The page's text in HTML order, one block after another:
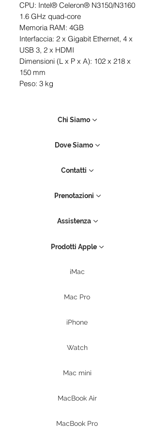
CPU: Intel® Celeron® N3150/N3160
1.6 GHz quad-core
Memoria RAM: 4GB
Interfaccia: 2 x Gigabit Ethernet, 4 x
USB 3, 2 x HDMI
Dimensioni (L x P x A): 102 x 218 x
150 mm
Peso: 3 kg
Chi Siamo
Dove Siamo
Contatti
Prenotazioni
Assistenza
Prodotti Apple
iMac
Mac Pro
iPhone
Watch
Mac mini
MacBook Air
MacBook Pro